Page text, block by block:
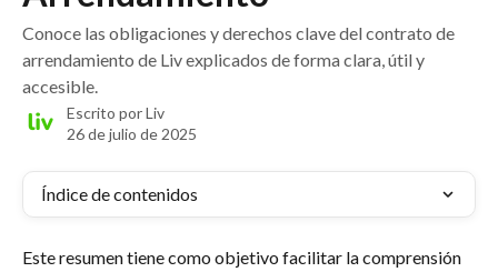
Conoce las obligaciones y derechos clave del contrato de
arrendamiento de Liv explicados de forma clara, útil y
accesible.
Escrito porLiv
26 de julio de 2025
Índice de contenidos
Este resumen tiene como objetivo facilitar la comprensión